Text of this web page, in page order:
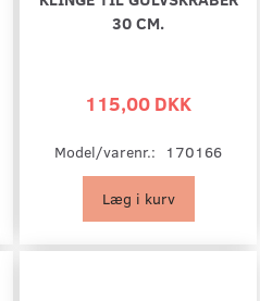
30 CM.
115,00 DKK
Model/varenr.: 170166
Læg i kurv